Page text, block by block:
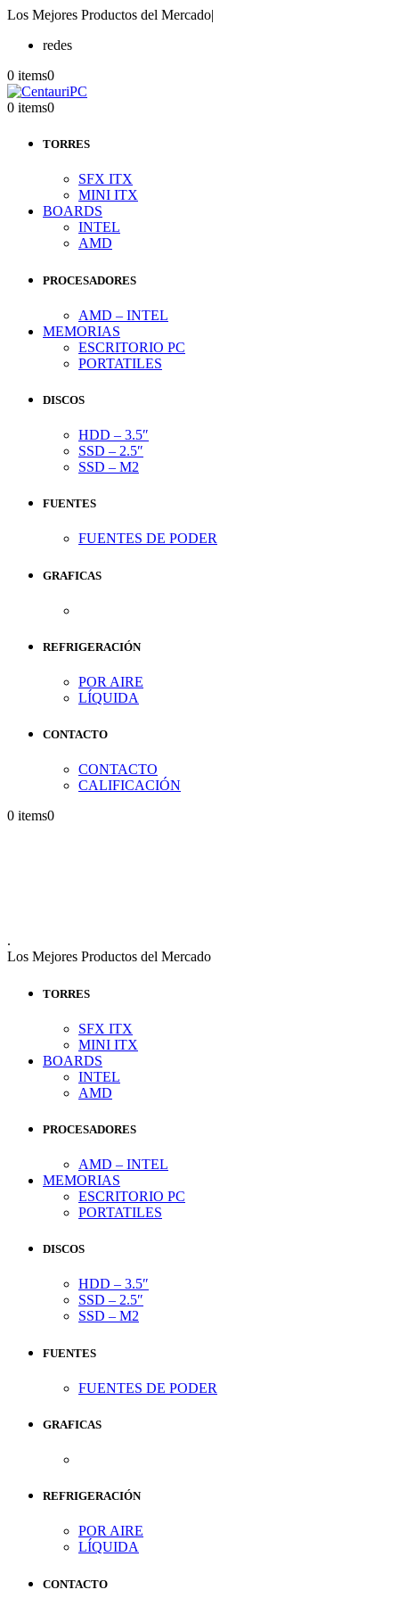
Los Mejores Productos del Mercado|
redes
0 items0
0 items0
TORRES
SFX ITX
MINI ITX
BOARDS
INTEL
AMD
PROCESADORES
AMD – INTEL
MEMORIAS
ESCRITORIO PC
PORTATILES
DISCOS
HDD – 3.5″
SSD – 2.5″
SSD – M2
FUENTES
FUENTES DE PODER
GRAFICAS
REFRIGERACIÓN
POR AIRE
LÍQUIDA
CONTACTO
CONTACTO
CALIFICACIÓN
0 items0
.
Los Mejores Productos del Mercado
TORRES
SFX ITX
MINI ITX
BOARDS
INTEL
AMD
PROCESADORES
AMD – INTEL
MEMORIAS
ESCRITORIO PC
PORTATILES
DISCOS
HDD – 3.5″
SSD – 2.5″
SSD – M2
FUENTES
FUENTES DE PODER
GRAFICAS
REFRIGERACIÓN
POR AIRE
LÍQUIDA
CONTACTO